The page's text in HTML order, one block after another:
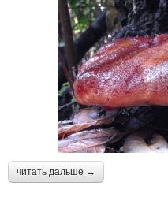
читать дальше →